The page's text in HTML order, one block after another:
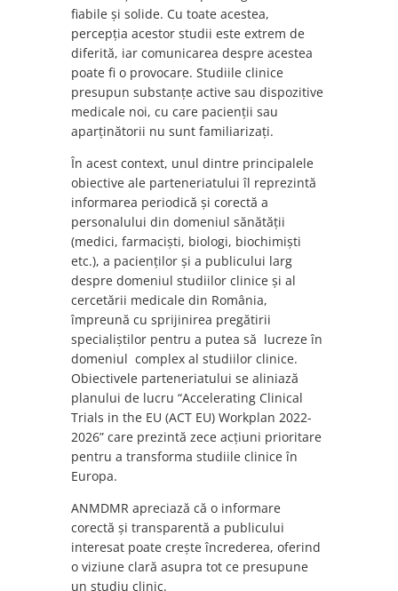
fiabile și solide. Cu toate acestea,
percepția acestor studii este extrem de
diferită, iar comunicarea despre acestea
poate fi o provocare. Studiile clinice
presupun substanțe active sau dispozitive
medicale noi, cu care pacienții sau
aparținătorii nu sunt familiarizați.
În acest context, unul dintre principalele
obiective ale parteneriatului îl reprezintă
informarea periodică și corectă a
personalului din domeniul sănătății
(medici, farmaciști, biologi, biochimiști
etc.), a pacienților și a publicului larg
despre domeniul studiilor clinice și al
cercetării medicale din România,
împreună cu sprijinirea pregătirii
specialiștilor pentru a putea să lucreze în
domeniul complex al studiilor clinice.
Obiectivele parteneriatului se aliniază
planului de lucru “Accelerating Clinical
Trials in the EU (ACT EU) Workplan 2022-
2026” care prezintă zece acțiuni prioritare
pentru a transforma studiile clinice în
Europa.
ANMDMR apreciază că o informare
corectă și transparentă a publicului
interesat poate crește încrederea, oferind
o viziune clară asupra tot ce presupune
un studiu clinic.